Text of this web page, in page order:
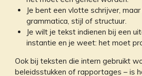
Je bent een vlotte schrijver,
grammatica, stijl of structuur.
Je wilt je tekst indienen bij een
instantie en je weet: het moet
Ook bij teksten die intern gebruikt
beleidsstukken of rapportages – is